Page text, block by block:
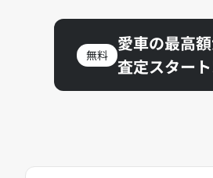
無料
愛車の最高
査定スター